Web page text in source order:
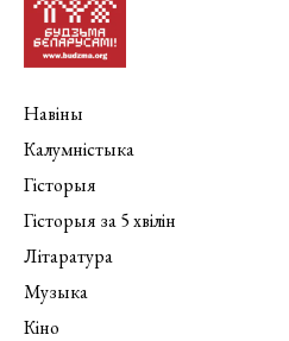
Навіны
Калумністыка
Гісторыя
Гісторыя за 5 хвілін
Літаратура
Музыка
Кіно